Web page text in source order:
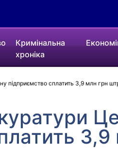
Кримінальна
хроніка
підприємство сплатить 3,9 млн грн